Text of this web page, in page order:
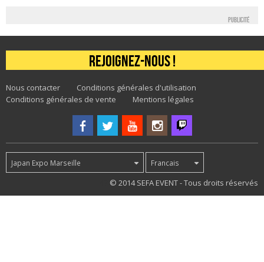
Publicité
Rejoignez-nous !
Nous contacter
Conditions générales d'utilisation
Conditions générales de vente
Mentions légales
Japan Expo Marseille Francais
© 2014 SEFA EVENT - Tous droits réservés